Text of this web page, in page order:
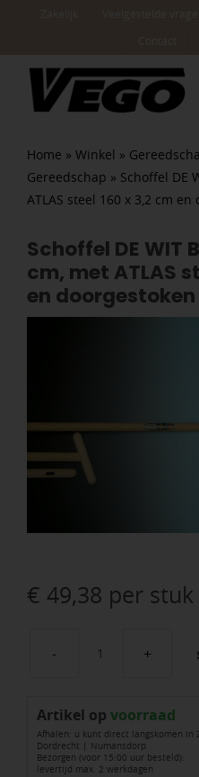
Home » Winkel »
Gereedschap » Schoffel DE
ATLAS steel 160 x 3,2 cm
Schoffel DE WIT
cm, met ATLAS
en
€ 49,38 per stuk
Schoffel
WIT
Betuws
model
Artikel op voorraad
Afhalen: u kunt direct langskomen in
Dordrecht | Numansdorp
Bezorgen (voor 15:00 uur besteld):
levertijd max. 2 werkdagen